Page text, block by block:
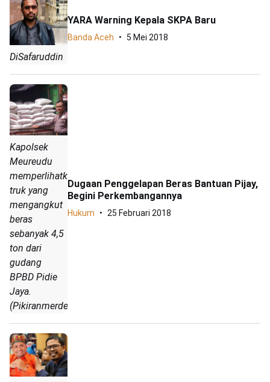
DiSafaruddin
YARA Warning Kepala SKPA Baru
Banda Aceh 5 Mei 2018
Kapolsek
Meureudu
memperlihatkan
truk yang
mengangkut
beras
sebanyak 4,5
ton dari
gudang
BPBD Pidie
Jaya.
(Pikiranmerdeka.co/Nurzahri)
Dugaan Penggelapan Beras Bantuan Pijay,
Begini Perkembangannya
Hukum 25 Februari 2018